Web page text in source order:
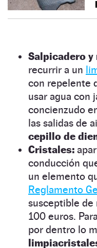
Salpicadero y
recurrir a un
con repelente
usar agua con
concienzudo
las salidas de
cepillo de
Cristales:
conducción
un elemento
Reglamento
susceptible de
100 euros.
por dentro lo